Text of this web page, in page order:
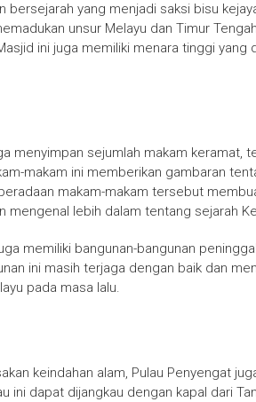
bersejarah yang menjadi saksi bisu
unsur Melayu dan Timur
ini juga memiliki menara tinggi
menyimpan sejumlah makam keramat,
makam ini memberikan gambaran
makam-makam tersebut
mengenal lebih dalam tentang sejarah
memiliki bangunan-bangunan
ini masih terjaga dengan baik dan
pada masa lalu.
keindahan alam, Pulau Penyengat
ini dapat dijangkau dengan kapal dari